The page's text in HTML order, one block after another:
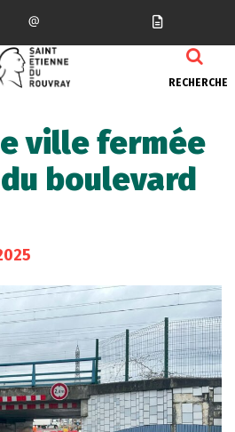
RECHERCHE
ville fermée
boulevard